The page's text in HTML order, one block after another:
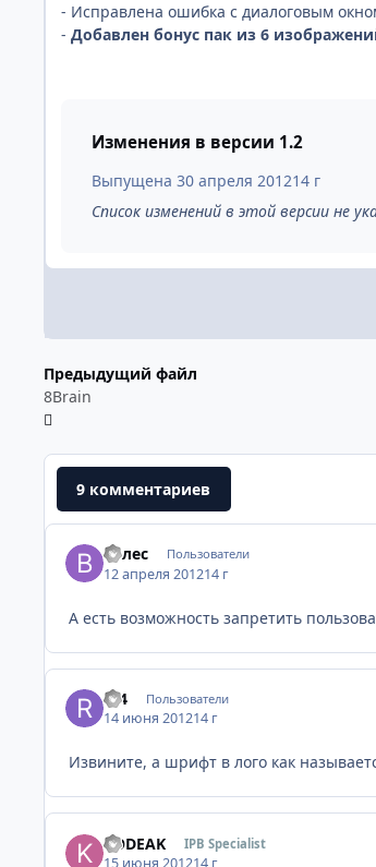
- Исправлена ошибка с диалоговым
- Добавлен бонус пак из 6
Изменения в версии 1.2
Выпущена 30 апреля 201214 г
Список изменений в этой версии не
Предыдущий файл
8Brain
9 комментариев
Велес Пользователи
12 апреля 201214 г
А есть возможность запретить
r24 Пользователи
14 июня 201214 г
Извините, а шрифт в лого как
KODEAK IPB Specialist
15 июня 201214 г